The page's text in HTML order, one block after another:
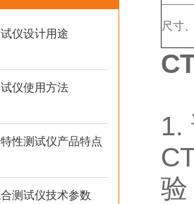
仪设计用途
仪使用方法
性测试仪产品特点
测试仪技术参数
尺寸
1.